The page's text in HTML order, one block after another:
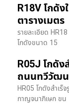
R18V โกดั
ตารางเมตร
รายละเอียด
โกดังขนาด 15
R05J โกดั
ถนนทวีวัฒ
HR05 โกดังสำเ
กาญจนาภิเษก ขน